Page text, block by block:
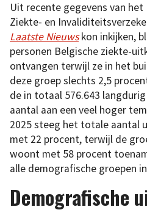
Uit recente gegevens van
Ziekte- en
Laatste Nieuws kon inkijken,
personen Belgische ziekte-
ontvangen terwijl ze in het
deze groep slechts 2,5
de in totaal 576.643
aantal aan een veel hoger
2025 steeg het totale aantal
met 22 procent, terwijl de
woont met 58 procent
alle demografische groepen
Demografische